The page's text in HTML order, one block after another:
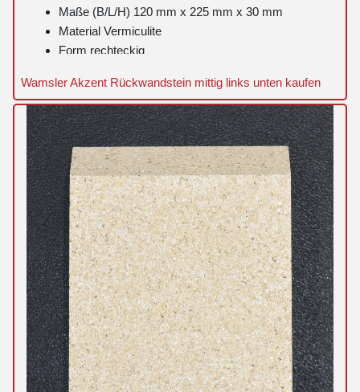
Maße (B/L/H) 120 mm x 225 mm x 30 mm
Material Vermiculite
Form rechteckig
Wamsler Akzent Rückwandstein mittig links unten kaufen